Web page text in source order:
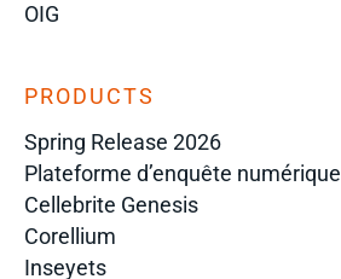
OIG
PRODUCTS
Spring Release 2026
Plateforme d’enquête numérique
Cellebrite Genesis
Corellium
Inseyets